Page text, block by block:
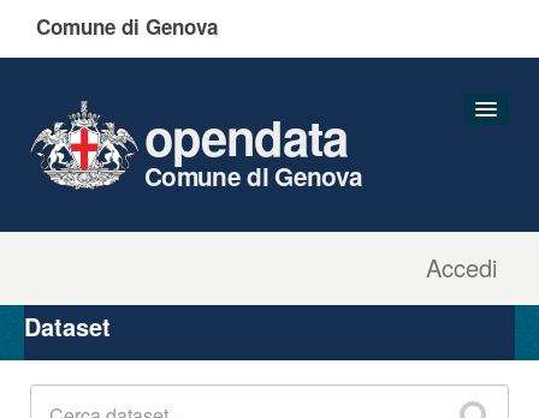
Comune di Genova
Accedi
opendata
Comune di Genova
Organizzazioni
Gruppi
Dataset